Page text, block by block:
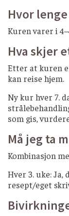
Hvor
Kuren varer i
Hva skjer
Etter at kuren
kan reise hjem.
Ny kur hver 7.
som gis,
Må jeg ta
Kombinasjon
Hver 3. uke:
resept/eget